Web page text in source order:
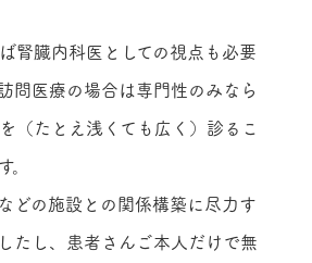
腎臓内科医としての視点も必要
問医療の場合は専門性のみなら
（たとえ浅くても広く）診るこ
どの施設との関係構築に尽力す
たし、患者さんご本人だけで無